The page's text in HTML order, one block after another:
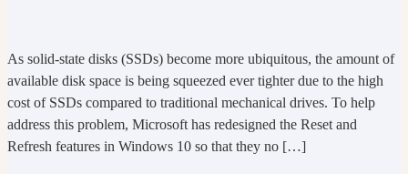
As solid-state disks (SSDs) become more ubiquitous, the amount of
available disk space is being squeezed ever tighter due to the high
cost of SSDs compared to traditional mechanical drives. To help
address this problem, Microsoft has redesigned the Reset and
Refresh features in Windows 10 so that they no […]